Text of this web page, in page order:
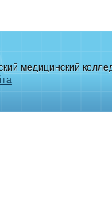
медицинский